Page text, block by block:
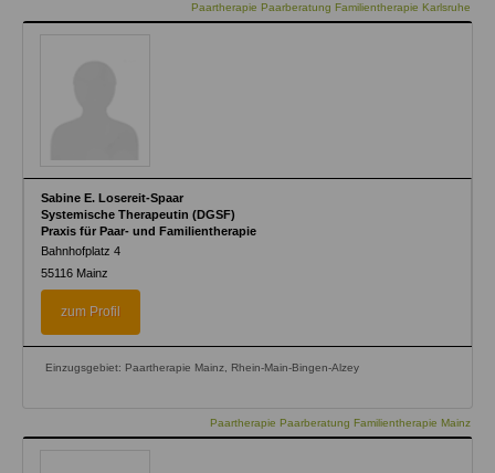
Paartherapie Paarberatung Familientherapie Karlsruhe
Sabine E. Losereit-Spaar
Systemische Therapeutin (DGSF)
Praxis für Paar- und Familientherapie
Bahnhofplatz 4
55116 Mainz
zum Profil
Einzugsgebiet: Paartherapie Mainz, Rhein-Main-Bingen-Alzey
Paartherapie Paarberatung Familientherapie Mainz